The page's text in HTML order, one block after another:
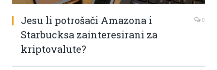
Jesu li potrošači Amazona i
Starbucksa zainteresirani za
kriptovalute?
0